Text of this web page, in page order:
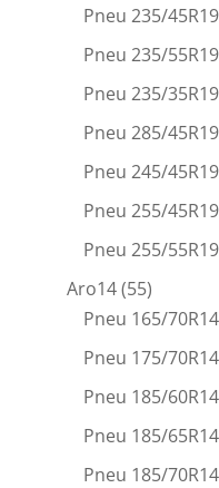
Pneu 235/45R19
Pneu 235/55R19
Pneu 235/35R19
Pneu 285/45R19
Pneu 245/45R19
Pneu 255/45R19
Pneu 255/55R19
Aro14(55)
Pneu 165/70R14
Pneu 175/70R14
Pneu 185/60R14
Pneu 185/65R14
Pneu 185/70R14